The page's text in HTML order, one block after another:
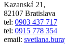
Kazanská 21,
82107 Bratislava
tel: 0903 437 717
tel: 0915 778 354
email: